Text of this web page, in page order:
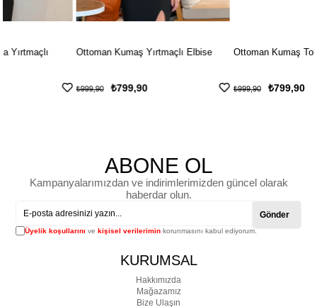
Ottoman Kumaş Yırtmaçlı Elbise
₺799,90
Ottoman Kumaş Tokalı Elbise
₺799,90
ABONE OL
Kampanyalarımızdan ve indirimlerimizden güncel olarak
haberdar olun.
Gönder
Üyelik koşullarını vekişisel verilerimin korunmasını kabul ediyorum.
KURUMSAL
Hakkımızda
Mağazamız
Bize Ulaşın